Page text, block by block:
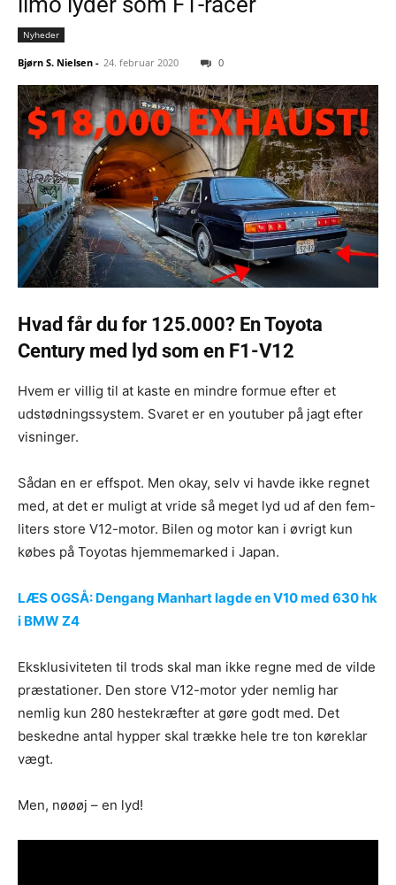
Nyheder
Bjørn S. Nielsen - 24. februar 2020 0
Hvad får du for 125.000? En Toyota
Century med lyd som en F1-V12
Hvem er villig til at kaste en mindre formue efter et
udstødningssystem. Svaret er en youtuber på jagt efter
visninger.
Sådan en er effspot. Men okay, selv vi havde ikke regnet
med, at det er muligt at vride så meget lyd ud af den fem-
liters store V12-motor. Bilen og motor kan i øvrigt kun
købes på Toyotas hjemmemarked i Japan.
LÆS OGSÅ: Dengang Manhart lagde en V10 med 630 hk
i BMW Z4
Eksklusiviteten til trods skal man ikke regne med de vilde
præstationer. Den store V12-motor yder nemlig har
nemlig kun 280 hestekræfter at gøre godt med. Det
beskedne antal hypper skal trække hele tre ton køreklar
vægt.
Men, nøøøj – en lyd!